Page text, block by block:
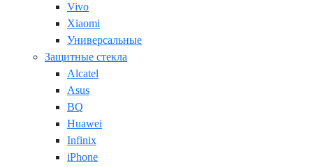
Vivo
Xiaomi
Универсальные
Защитные стекла
Alcatel
Asus
BQ
Huawei
Infinix
iPhone